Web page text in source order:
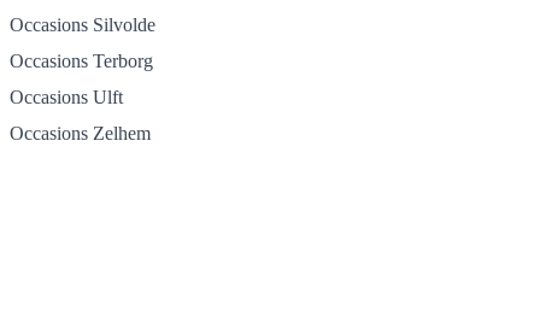
Occasions Silvolde
Occasions Terborg
Occasions Ulft
Occasions Zelhem